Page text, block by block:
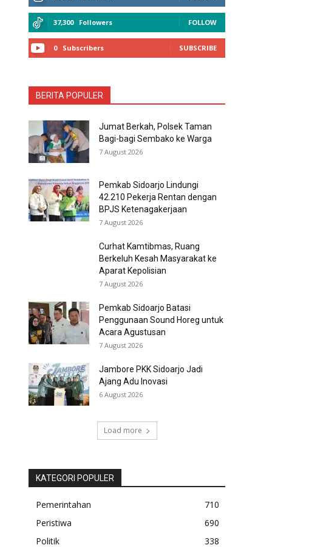
37,300 Followers FOLLOW
0 Subscribers SUBSCRIBE
BERITA POPULER
Jumat Berkah, Polsek Taman
Bagi-bagi Sembako ke Warga
7 August 2026
Pemkab Sidoarjo Lindungi
42.210 Pekerja Rentan dengan
BPJS Ketenagakerjaan
7 August 2026
Curhat Kamtibmas, Ruang
Berkeluh Kesah Masyarakat ke
Aparat Kepolisian
7 August 2026
Pemkab Sidoarjo Batasi
Penggunaan Sound Horeg untuk
Acara Agustusan
7 August 2026
Jambore PKK Sidoarjo Jadi
Ajang Adu Inovasi
6 August 2026
Load more
KATEGORI POPULER
Pemerintahan
710
Peristiwa
690
Politik
338